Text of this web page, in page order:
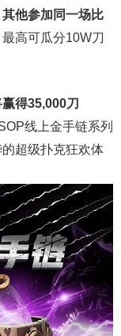
他参加同一场比
最高可瓜分10W刀
得35,000刀
线上金手链系列
超级扑克狂欢体